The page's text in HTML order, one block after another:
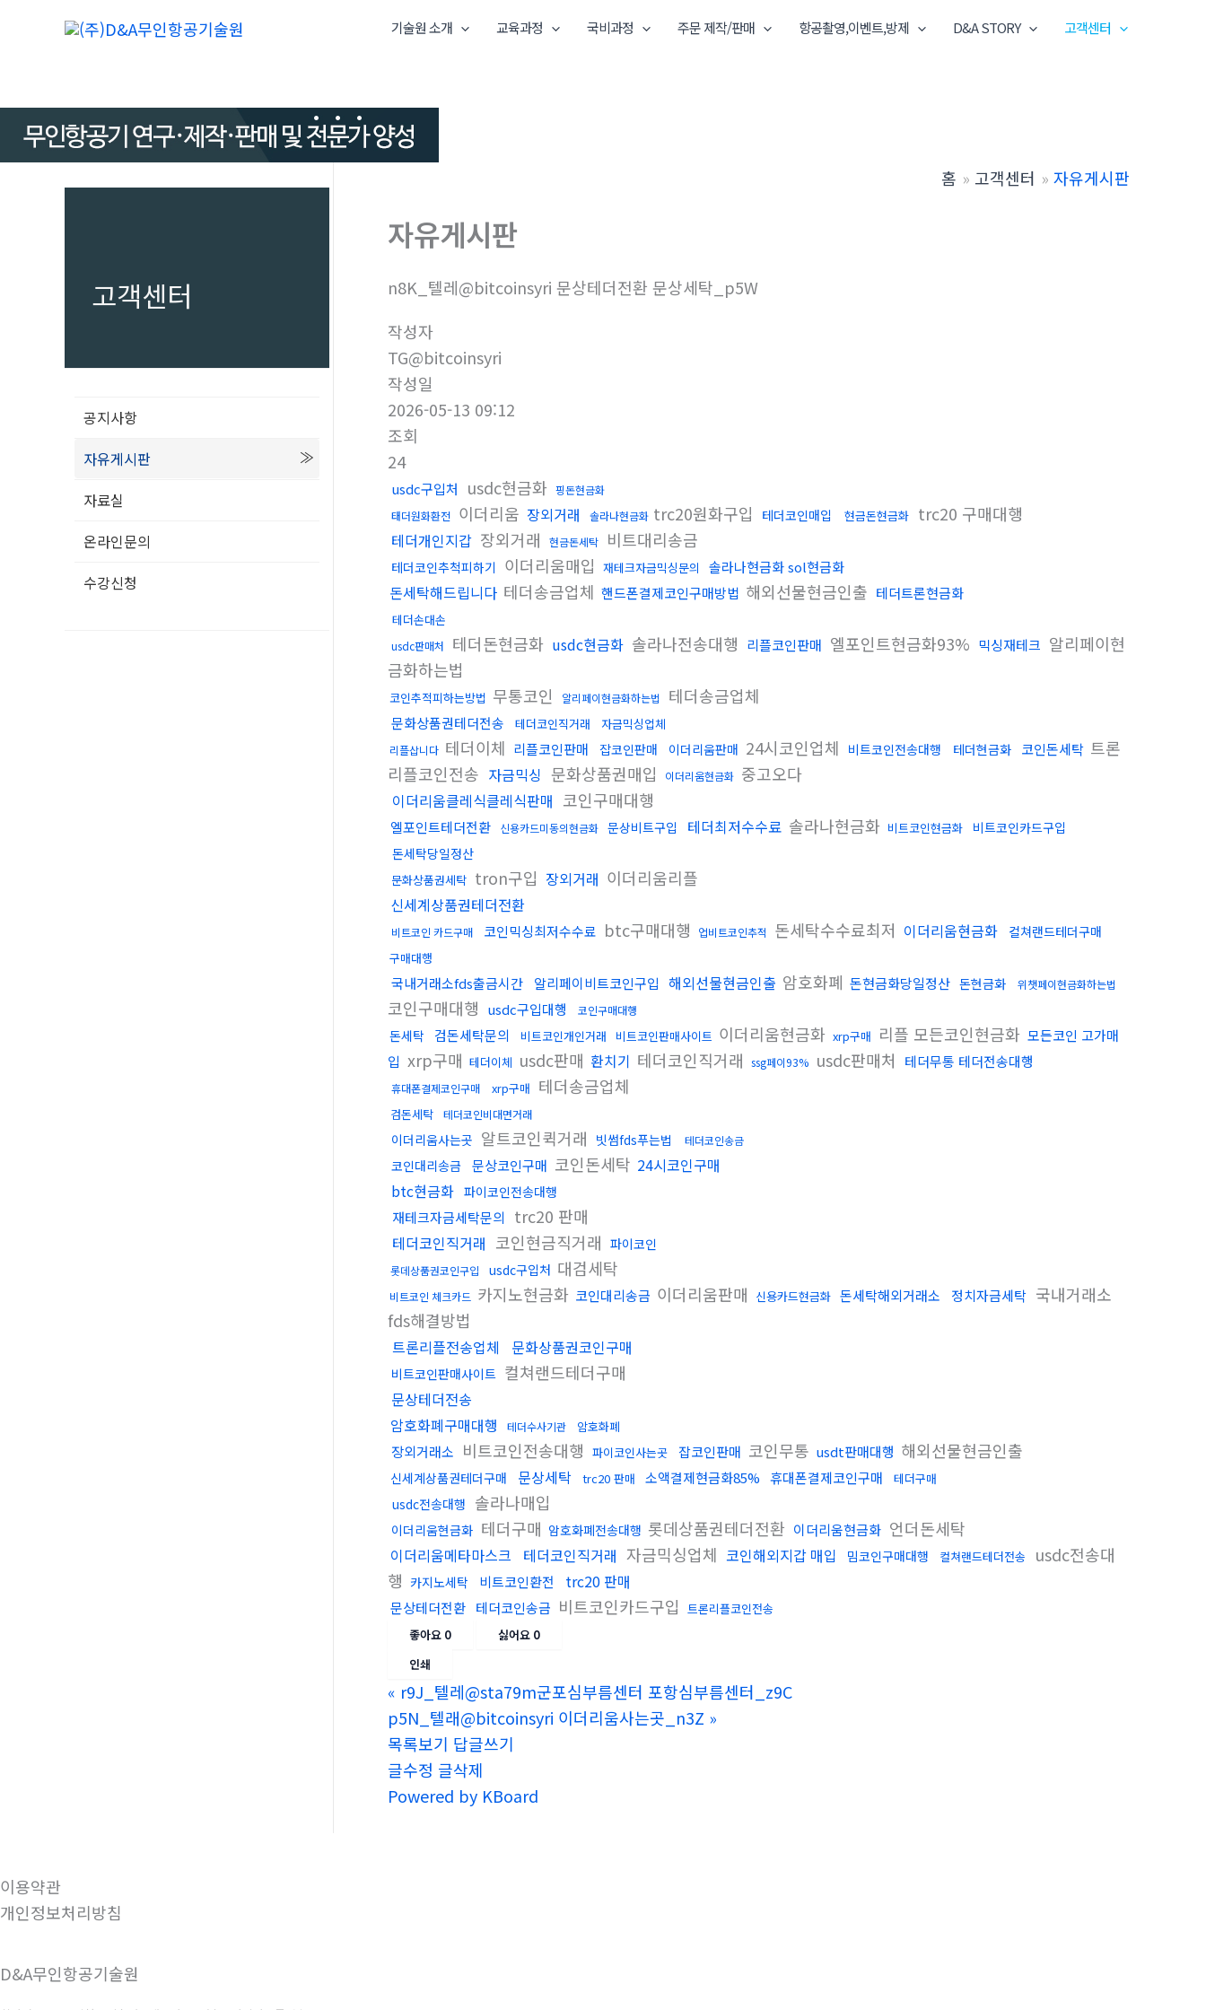
건
뛰
기술원 소개 교육과정 국비과정 주문 제작/판매 항공촬영,이벤트,방제 D&A STORY 고객센터
고객센터
공지사항
자유게시판
자료실
온라인문의
수강신청
홈 고객센터 자유게시판
자유게시판
n8K_텔레@bitcoinsyri 문상테더전환 문상세탁_p5W
작성자
TG@bitcoinsyri
작성일
2026-05-13 09:12
조회
24
usdc구입처 usdc현금화 핑돈현금화
태더원화환전 이더리움 장외거래 솔라나현금화 trc20원화구입 테더코인매입 현금돈현금화 trc20 구매대행
테더개인지갑 장외거래 현금돈세탁 비트대리송금
테더코인추척피하기 이더리움매입 재테크자금믹싱문의 솔라나현금화 sol현금화
돈세탁해드립니다 테더송금업체 핸드폰결제코인구매방법 해외선물현금인출 테더트론현금화
테더손대손
usdc판매처 테더돈현금화 usdc현금화 솔라나전송대행 리플코인판매 엘포인트현금화93% 믹싱재테크 알리페이현
금화하는법
코인추적피하는방법 무통코인 알리페이현금화하는법 테더송금업체
문화상품권테더전송 테더코인직거래 자금믹싱업체
리플삽니다 테더이체 리플코인판매 잡코인판매 이더리움판매 24시코인업체 비트코인전송대행 테더현금화 코인돈세탁 트론
리플코인전송 자금믹싱 문화상품권매입 이더리움현금화 중고오다
이더리움클레식클레식판매 코인구매대행
엘포인트테더전환 신용카드미동의현금화 문상비트구입 테더최저수수료 솔라나현금화 비트코인현금화
비트코인카드구입
돈세탁당일정산
문화상품권세탁 tron구입 장외거래 이더리움리플
신세계상품권테더전환
비트코인 카드구매 코인믹싱최저수수료 btc구매대행 업비트코인추적 돈세탁수수료최저 이더리움현금화 컬쳐랜드테더구매
구매대행
국내거래소fds출금시간 알리페이비트코인구입 해외선물현금인출 암호화폐 돈현금화당일정산 돈현금화 위챗페이현금화하는법
코인구매대행 usdc구입대행 코인구매대행
돈세탁 검돈세탁문의 비트코인개인거래 비트코인판매사이트 이더리움현금화 xrp구매 리플 모든코인현금화 모든코인 고가매
입 xrp구매 테더이체 usdc판매 환치기 테더코인직거래 ssg페이93% usdc판매처 테더무통 테더전송대행
휴대폰결제코인구매 xrp구매 테더송금업체
검돈세탁 테더코인비대면거래
이더리움사는곳 알트코인퀵거래 빗썸fds푸는법 테더코인송금
코인대리송금 문상코인구매 코인돈세탁 24시코인구매
btc현금화 파이코인전송대행
재테크자금세탁문의 trc20 판매
테더코인직거래 코인현금직거래 파이코인
롯데상품권코인구입 usdc구입처 대검세탁
비트코인 체크카드 카지노현금화 코인대리송금 이더리움판매 신용카드현금화 돈세탁해외거래소 정치자금세탁 국내거래소
fds해결방법
트론리플전송업체 문화상품권코인구매
비트코인판매사이트 컬쳐랜드테더구매
문상테더전송
암호화폐구매대행
테더수사기관 암호화폐
장외거래소 비트코인전송대행 파이코인사는곳 잡코인판매 코인무통 usdt판매대행 해외선물현금인출
신세계상품권테더구매 문상세탁 trc20 판매 소액결제현금화85% 휴대폰결제코인구매 테더구매
usdc전송대행 솔라나매입
이더리움현금화 테더구매 암호화폐전송대행 롯데상품권테더전환 이더리움현금화 언더돈세탁
이더리움메타마스크 테더코인직거래 자금믹싱업체 코인해외지갑 매입 밈코인구매대행 컬쳐랜드테더전송
usdc전송대
행 카지노세탁 비트코인환전 trc20 판매
문상테더전환 테더코인송금 비트코인카드구입 트론리플코인전송
좋아요 0 싫어요 0
인쇄
« r9J_텔레@sta79m군포심부름센터 포항심부름센터_z9C
p5N_텔래@bitcoinsyri 이더리움사는곳_n3Z »
목록보기 답글쓰기
글수정 글삭제
Powered by KBoard
이용약관
개인정보처리방침
D&A무인항공기술원